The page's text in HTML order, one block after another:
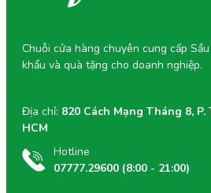
Hotline
07777.29600 (8:00 - 21:00)
Chuỗi cửa hàng chuyên cung cấp
khẩu và quà tặng cho doanh nghiệp.
Địa chỉ: 820 Cách Mạng Tháng 8, P.
HCM